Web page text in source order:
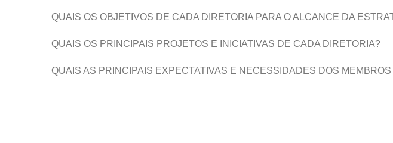
QUAIS OS OBJETIVOS DE CADA DIRETORIA PARA O ALCANCE DA
QUAIS OS PRINCIPAIS PROJETOS E INICIATIVAS DE CADA DIRETORIA?
QUAIS AS PRINCIPAIS EXPECTATIVAS E NECESSIDADES DOS